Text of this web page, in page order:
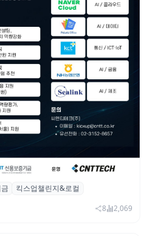
스업 챌린지&로컬’ 참
킥스업챌린지&로컬
8 2,069